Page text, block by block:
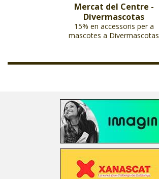
Mercat del Centre -
Divermascotas
15% en accessoris per a
mascotes a Divermascotas